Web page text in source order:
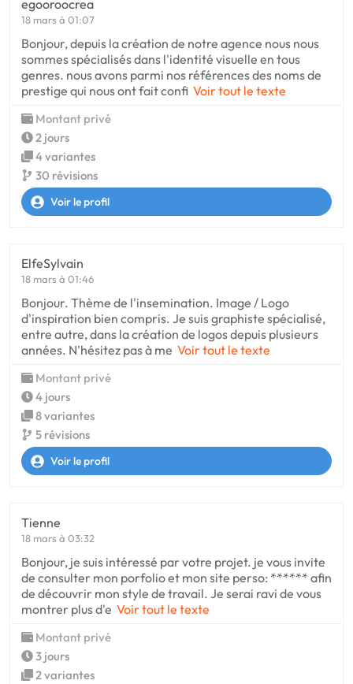
egooroocrea
18 mars à 01:07
Bonjour, depuis la création de notre agence nous nous
sommes spécialisés dans l'identité visuelle en tous
genres. nous avons parmi nos références des noms de
prestige qui nous ont fait confi Voir tout le texte
Montant privé
2 jours
4 variantes
30 révisions
Voir le profil
ElfeSylvain
18 mars à 01:46
Bonjour. Thème de l'insemination. Image / Logo
d'inspiration bien compris. Je suis graphiste spécialisé,
entre autre, dans la création de logos depuis plusieurs
années. N'hésitez pas à me Voir tout le texte
Montant privé
4 jours
8 variantes
5 révisions
Voir le profil
Tienne
18 mars à 03:32
Bonjour, je suis intéressé par votre projet. je vous invite
de consulter mon porfolio et mon site perso: ****** afin
de découvrir mon style de travail. Je serai ravi de vous
montrer plus d'e Voir tout le texte
Montant privé
3 jours
2 variantes